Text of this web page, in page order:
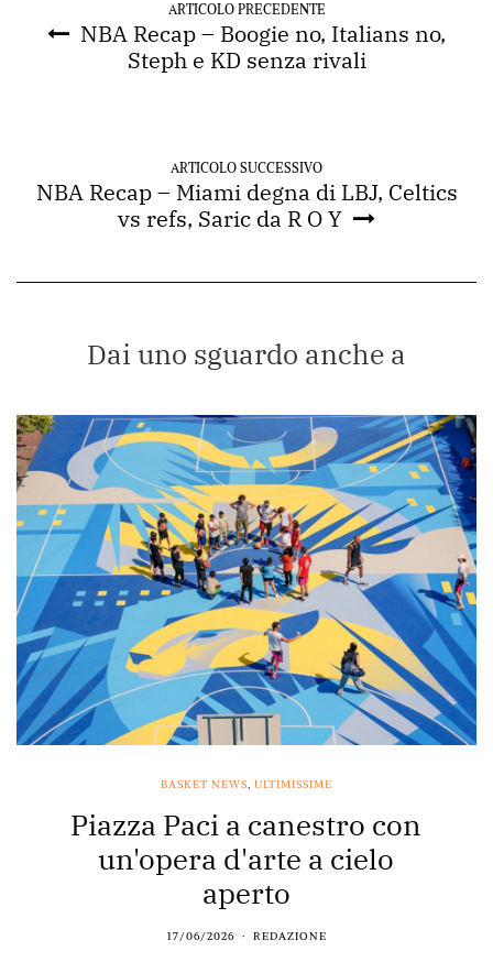
ARTICOLO PRECEDENTE
NBA Recap – Boogie no, Italians no,
Steph e KD senza rivali
ARTICOLO SUCCESSIVO
NBA Recap – Miami degna di LBJ, Celtics
vs refs, Saric da R O Y
Dai uno sguardo anche a
BASKET NEWS, ULTIMISSIME
Piazza Paci a canestro con
un'opera d'arte a cielo
aperto
17/06/2026 REDAZIONE